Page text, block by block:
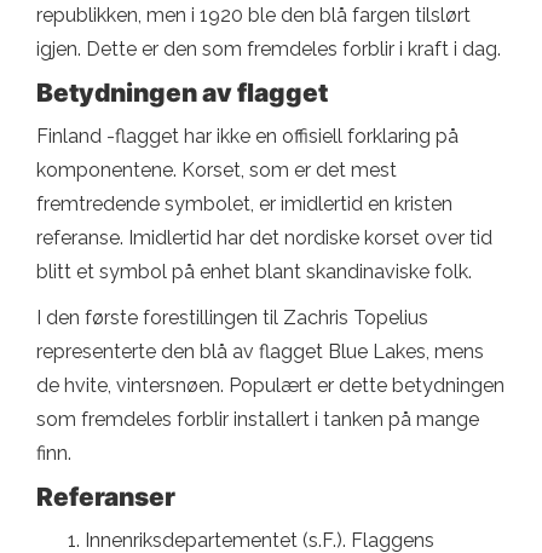
republikken, men i 1920 ble den blå fargen tilslørt
igjen. Dette er den som fremdeles forblir i kraft i dag.
Betydningen av flagget
Finland -flagget har ikke en offisiell forklaring på
komponentene. Korset, som er det mest
fremtredende symbolet, er imidlertid en kristen
referanse. Imidlertid har det nordiske korset over tid
blitt et symbol på enhet blant skandinaviske folk.
I den første forestillingen til Zachris Topelius
representerte den blå av flagget Blue Lakes, mens
de hvite, vintersnøen. Populært er dette betydningen
som fremdeles forblir installert i tanken på mange
finn.
Referanser
Innenriksdepartementet (s.F.). Flaggens